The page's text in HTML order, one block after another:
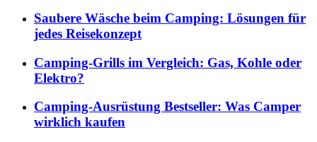
Saubere Wäsche beim Camping: Lösungen für
jedes Reisekonzept
Camping-Grills im Vergleich: Gas, Kohle oder
Elektro?
Camping-Ausrüstung Bestseller: Was Camper
wirklich kaufen